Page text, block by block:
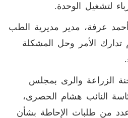
لتشغيل الوحدة.
عرفة، مدير مديرية الطب
تدارك الأمر وحل المشكلة
الزراعة والرى بمجلس
النائب هشام الحصرى،
من طلبات الإحاطة بشأن